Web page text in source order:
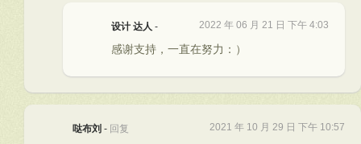
设计 达人 - 2022 年 06 月 21 日 下午 4:03
感谢支持，一直在努力：）
哒布刘 - 回复 2021 年 10 月 29 日 下午 10:57